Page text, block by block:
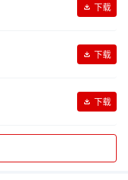
下载
下载
下载